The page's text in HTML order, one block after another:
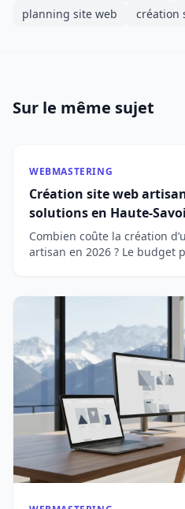
planning site web
création
Sur le même sujet
WEBMASTERING
Création site web
solutions en Haute-
Combien coûte la création
artisan en 2026 ? Le budget